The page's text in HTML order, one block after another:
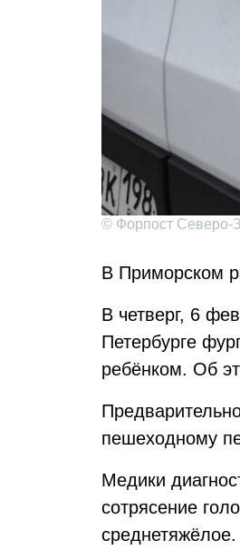
© Форпост Северо-
В Приморском
В четверг, 6
Петербурге
ребёнком. Об
пешеходному
Медики
сотрясение
среднетяжёлое.